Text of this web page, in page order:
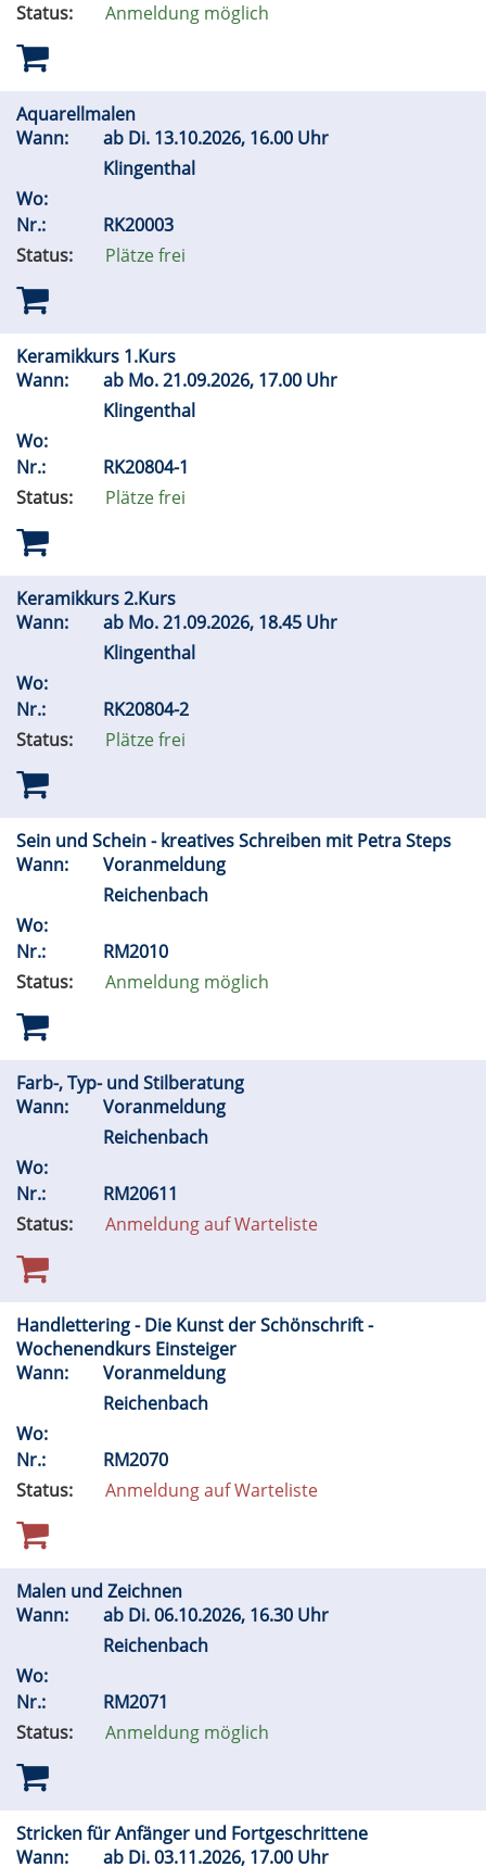
Status:
Anmeldung möglich
Aquarellmalen
Wann:
ab Di. 13.10.2026, 16.00 Uhr
Klingenthal
Wo:
Nr.:
RK20003
Status:
Plätze frei
Keramikkurs 1.Kurs
Wann:
ab Mo.21.09.2026, 17.00 Uhr
Klingenthal
Wo:
Nr.:
RK20804-1
Status:
Plätze frei
Keramikkurs 2.Kurs
Wann:
ab Mo.21.09.2026, 18.45 Uhr
Klingenthal
Wo:
Nr.:
RK20804-2
Status:
Plätze frei
Sein und Schein - kreatives Schreiben mit Petra Steps
Wann:
Voranmeldung
Reichenbach
Wo:
Nr.:
RM2010
Status:
Anmeldung möglich
Farb-, Typ- und Stilberatung
Wann:
Voranmeldung
Reichenbach
Wo:
Nr.:
RM20611
Status:
Anmeldung auf Warteliste
Handlettering - Die Kunst der Schönschrift -
Wochenendkurs Einsteiger
Wann:
Voranmeldung
Reichenbach
Wo:
Nr.:
RM2070
Status:
Anmeldung auf Warteliste
Malen und Zeichnen
Wann:
ab Di.06.10.2026, 16.30 Uhr
Reichenbach
Wo:
Nr.:
RM2071
Status:
Anmeldung möglich
Stricken für Anfänger und Fortgeschrittene
Wann:
ab Di.03.11.2026, 17.00 Uhr